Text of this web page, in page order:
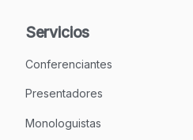
Servicios
Conferenciantes
Presentadores
Monologuistas